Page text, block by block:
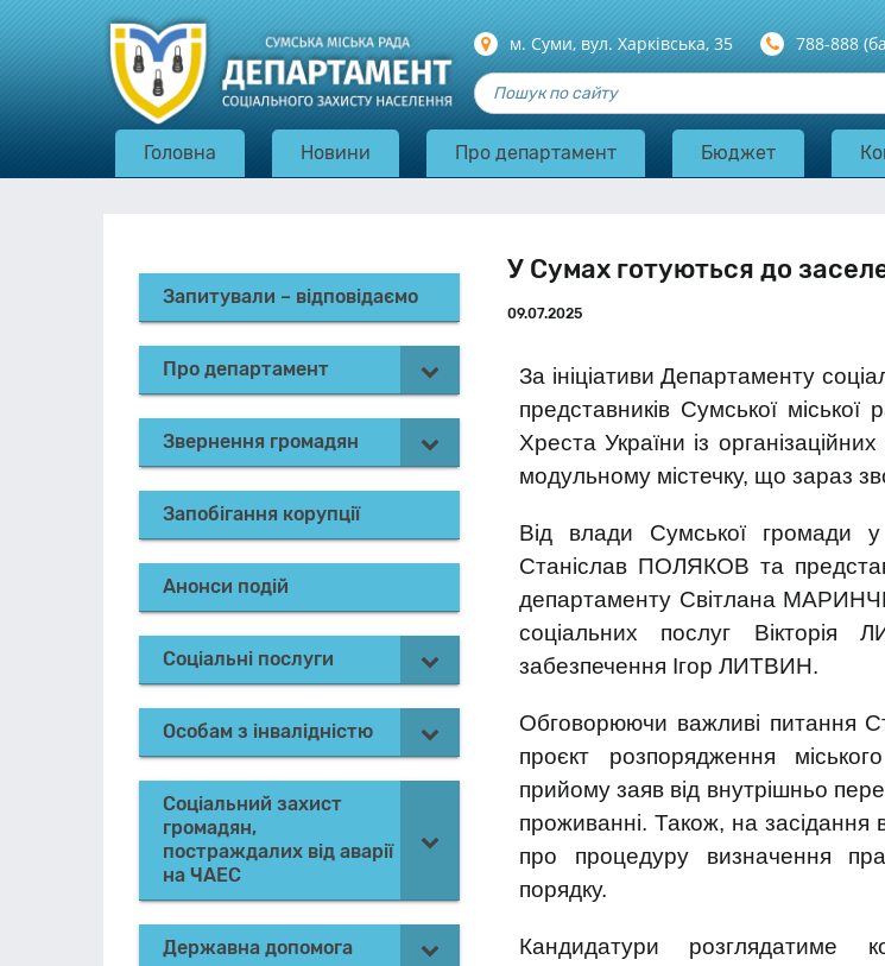
м. Суми, вул. Харкiвська, 35 788-888
Головна Новини Про департамент Бюджет
Запитували – відповідаємо
Про департамент
Звернення громадян
Запобігання корупції
Анонси подій
Соціальні послуги
Особам з інвалідністю
Соціальний захист
громадян,
постраждалих від аварії
на ЧАЕС
Державна допомога
У Сумах готуються до
09.07.2025
За ініціативи Департаменту
представників Сумської
Хреста України із
модульному містечку, що зараз
Від влади Сумської громади у
Станіслав ПОЛЯКОВ та
департаменту Світлана
соціальних послуг Вікторія
забезпечення Ігор ЛИТВИН.
Обговорюючи важливі питання
проєкт розпорядження
прийому заяв від внутрішньо
проживанні. Також, на засідання
про процедуру визначення
порядку.
Кандидатури розглядатиме